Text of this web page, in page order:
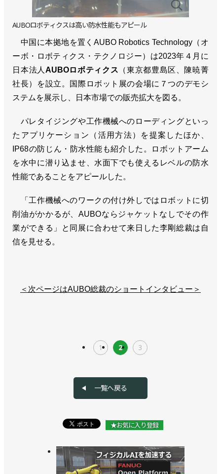
AUBOロボティクスは高い防水性能もアピール
中国に本拠地を置くAUBO Robotics Technology（オ
ーボ・ロボティクス・テクノロジー）は2023年４月に
日本法人 AUBOロボティクス （東京都豊島区、陳暁菁
社長）を設立。国際ロボット展の会場に７つのデモシ
ステムを展示し、日本市場での販売拡大を図る。
パレタイジングや工作機械へのローディングといっ
たアプリケーション（活用方法）を提案したほか、
IP68の防じん・防水性能も紹介した。ロボットアーム
を水中に潜り込ませ、水面下でも使えるレベルの防水
性能であることをアピールした。
「工作機械へのワークの付け外しではロボットに切
削油がかかるが、AUBOならジャケットなしでその作
業ができる」と同展に合わせて来日した李剛総裁は自
信を見せる。
＜次ページはAUBO総裁のショートインタビュー＞
1 2 3
一覧へ戻る
★お気に入り登録